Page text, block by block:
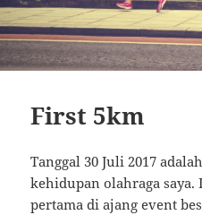
First 5km
Tanggal 30 Juli 2017
kehidupan olahraga
pertama di ajang event